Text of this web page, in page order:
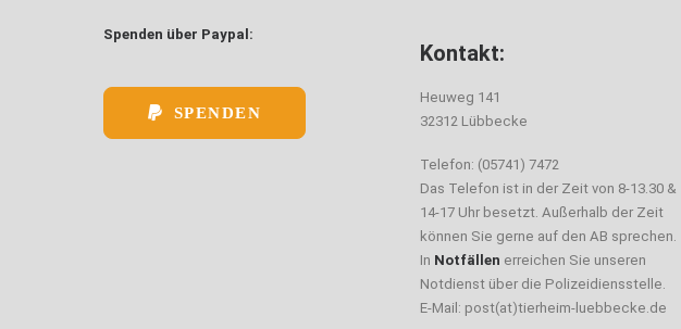
Spenden über Paypal:
SPENDEN
Kontakt:
Heuweg 141
32312 Lübbecke
Telefon: (05741) 7472
Das Telefon ist in der Zeit von 8-13.30 &
14-17 Uhr besetzt. Außerhalb der Zeit
können Sie gerne auf den AB sprechen.
In Notfällen erreichen Sie unseren
Notdienst über die Polizeidiensstelle.
E-Mail: post(at)tierheim-luebbecke.de